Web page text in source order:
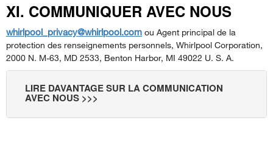
XI. COMMUNIQUER AVEC NOUS
whirlpool_privacy@whirlpool.com ou Agent principal de la
protection des renseignements personnels, Whirlpool Corporation,
2000 N. M-63, MD 2533, Benton Harbor, MI 49022 U. S. A.
LIRE DAVANTAGE SUR LA COMMUNICATION
AVEC NOUS >>>